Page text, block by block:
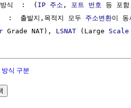
방식  :  ( IP 주소 , 포트 번호 등 포
  :  출발지,목적지 모두
주소변환이 동
Grade NAT), LSNAT (Large Scale
방식 구분